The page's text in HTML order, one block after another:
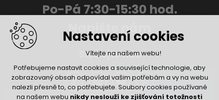
Nastavení cookies
Vítejte na našem webu!
Potřebujeme nastavit cookies a související technologie, aby
zobrazovaný obsah odpovídal vašim potřebám a vy na webu
nalezli přesně to, co potřebujete. Soubory cookies používané
na našem webu nikdy neslouží ke zjišťování totožnosti
Po-Pá 7:30-15:30 hod.
Napište nám
Sledujte nás